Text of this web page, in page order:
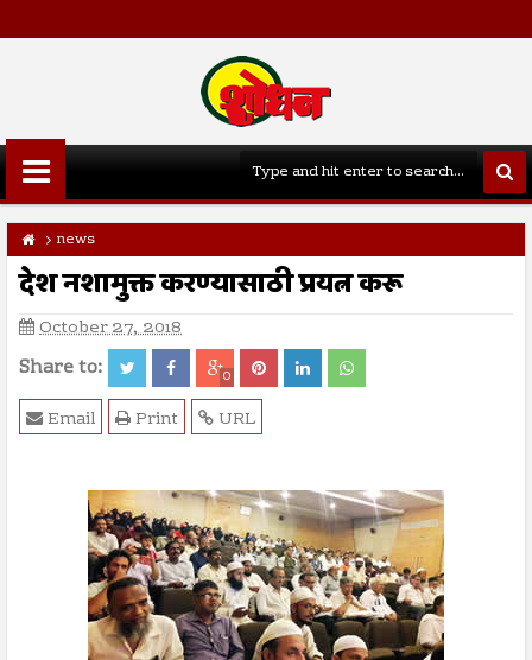
news
देश नशामुक्त करण्यासाठी प्रयत्न करू
October 27, 2018
Share to: 0
URL
Print
Email